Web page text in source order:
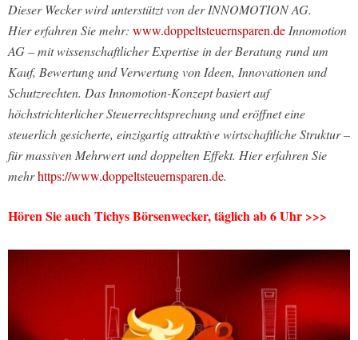
Dieser Wecker wird unterstützt von der INNOMOTION AG.
Hier erfahren Sie mehr: www.doppeltsteuernsparen.de Innomotion
AG – mit wissenschaftlicher Expertise in der Beratung rund um
Kauf, Bewertung und Verwertung von Ideen, Innovationen und
Schutzrechten. Das Innomotion-Konzept basiert auf
höchstrichterlicher Steuerrechtsprechung und eröffnet eine
steuerlich gesicherte, einzigartig attraktive wirtschaftliche Struktur –
für massiven Mehrwert und doppelten Effekt. Hier erfahren Sie
mehrhttps://www.doppeltsteuernsparen.de.
Hören Sie auch Tichys Börsenwecker, täglich ab 6 Uhr >>>